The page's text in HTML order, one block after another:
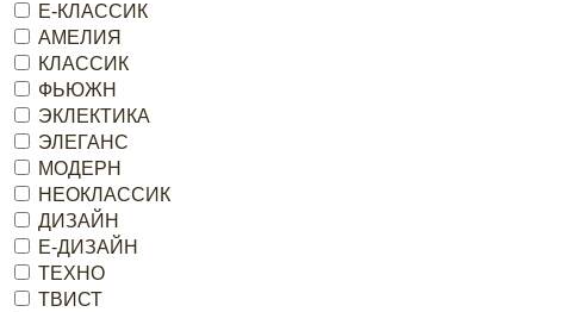
Е-КЛАССИК
АМЕЛИЯ
КЛАССИК
ФЬЮЖН
ЭКЛЕКТИКА
ЭЛЕГАНС
МОДЕРН
НЕОКЛАССИК
ДИЗАЙН
Е-ДИЗАЙН
ТЕХНО
ТВИСТ